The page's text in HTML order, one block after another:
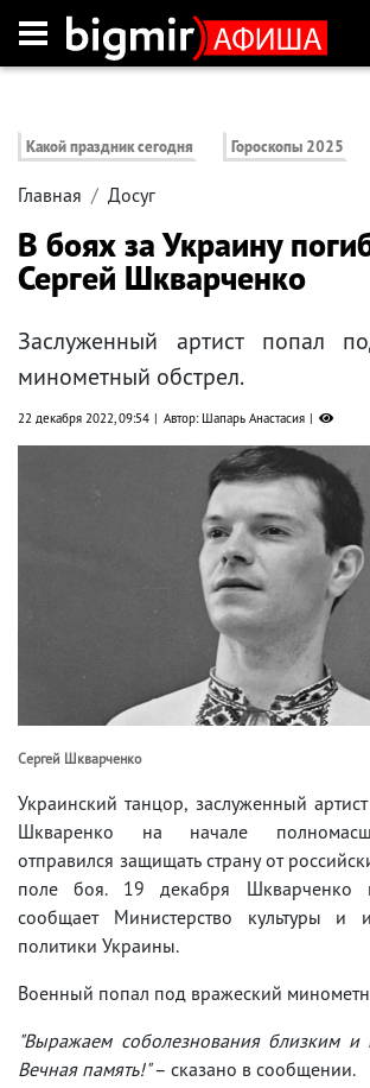
Какой праздник сегодня Гороскопы 2025
Главная Досуг
В боях за Украину
Сергей Шкварченко
Заслуженный артист попал
минометный обстрел.
22 декабря 2022, 09:54 Автор: Шапарь Анастасия
Сергей Шкварченко
Украинский танцор, заслуженный
Шкваренко на начале
отправился защищать страну от
поле боя. 19 декабря Шкварченко
сообщает Министерство культуры и
политики Украины.
Военный попал под вражеский
"Выражаем соболезнования близким и
Вечная память!"– сказано в сообщении.